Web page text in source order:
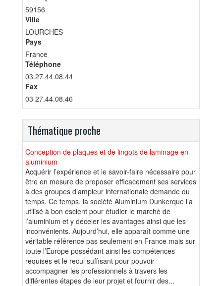
59156
Ville
LOURCHES
Pays
France
Téléphone
03.27.44.08.44
Fax
03 27.44.08.46
Thématique proche
Conception de plaques et de lingots de laminage en
aluminium
Acquérir l’expérience et le savoir-faire nécessaire pour
être en mesure de proposer efficacement ses services
à des groupes d’ampleur internationale demande du
temps. Ce temps, la société Aluminium Dunkerque l’a
utilisé à bon escient pour étudier le marché de
l’aluminium et y déceler les avantages ainsi que les
inconvénients. Aujourd’hui, elle apparaît comme une
véritable référence pas seulement en France mais sur
toute l’Europe possédant ainsi les compétences
requises et le recul suffisant pour pouvoir
accompagner les professionnels à travers les
différentes étapes de leur projet et fournir des...